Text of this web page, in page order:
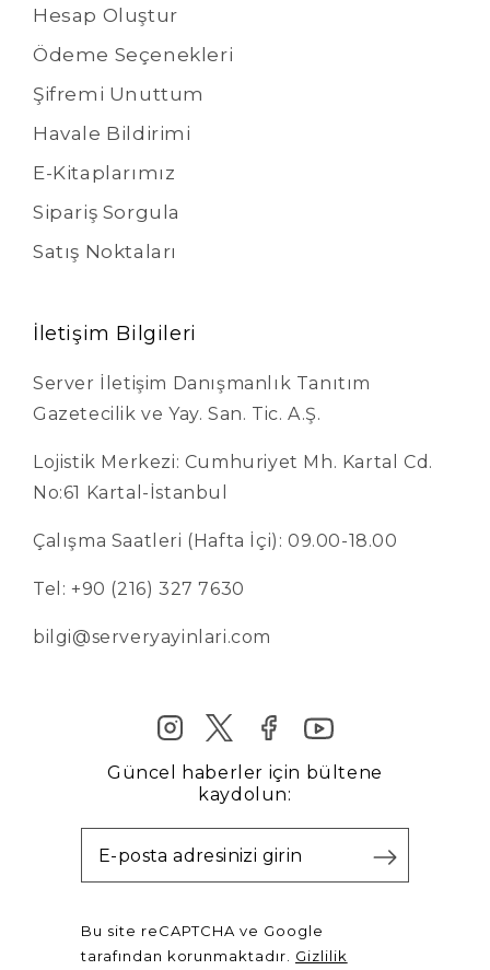
Hesap Oluştur
Ödeme Seçenekleri
Şifremi Unuttum
Havale Bildirimi
E-Kitaplarımız
Sipariş Sorgula
Satış Noktaları
İletişim Bilgileri
Server İletişim Danışmanlık Tanıtım
Gazetecilik ve Yay. San. Tic. A.Ş.
Lojistik Merkezi: Cumhuriyet Mh. Kartal Cd.
No:61 Kartal-İstanbul
Çalışma Saatleri (Hafta İçi): 09.00-18.00
Tel: +90 (216) 327 7630
bilgi@serveryayinlari.com
Güncel haberler için bültene
kaydolun:
Bu site reCAPTCHA ve Google
tarafından korunmaktadır. Gizlilik